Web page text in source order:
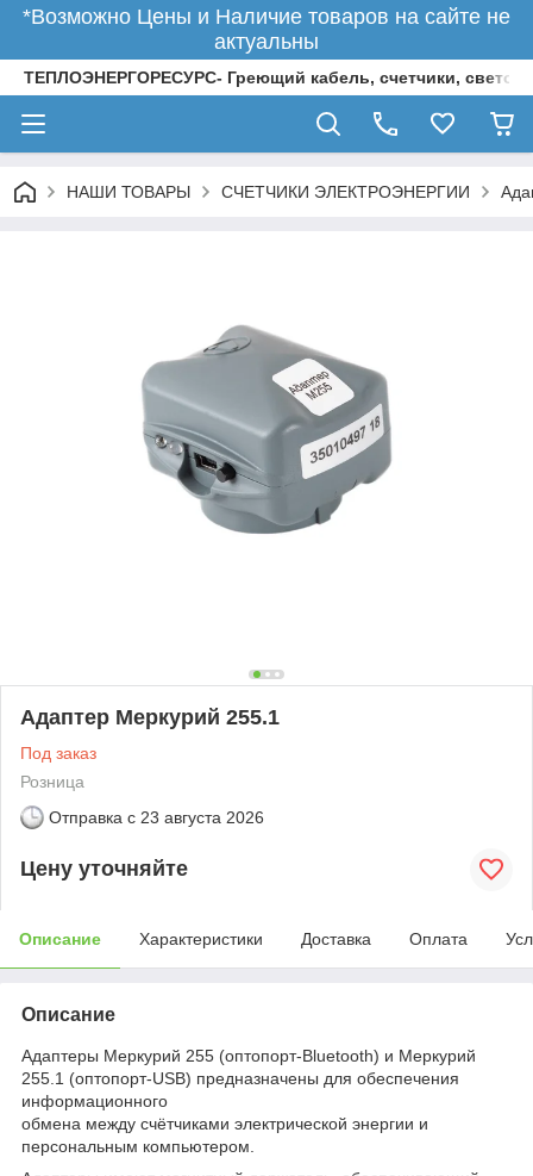
*Возможно Цены и Наличие товаров на сайте не
актуальны
ТЕПЛОЭНЕРГОРЕСУРС- Греющий кабель, счетчики,
НАШИ ТОВАРЫ СЧЕТЧИКИ ЭЛЕКТРОЭНЕРГИИ
Адаптер Меркурий 255.1
Под заказ
Розница
Отправка с 23 августа 2026
Цену уточняйте
Описание Характеристики Доставка Оплата
Описание
Адаптеры Меркурий 255 (оптопорт-Bluetooth) и Меркурий
255.1 (оптопорт-USB) предназначены для обеспечения
информационного
обмена между счётчиками электрической энергии и
персональным компьютером.